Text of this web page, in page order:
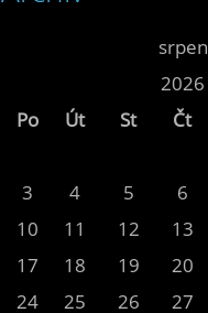
srpen
2026
Po
Út St Čt
3
4 5 6
10
11 12 13
17
18 19 20
24
25 26 27